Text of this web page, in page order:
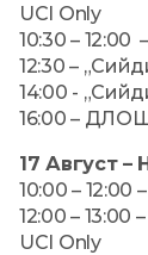
UCI Only
10:30 –
12:30 –
14:00 -
16:00 –
17 Август –
10:00 –
12:00 – 13:00
UCI Only